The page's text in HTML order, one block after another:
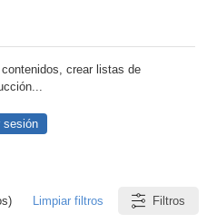
crear listas de
sesión
Limpiar filtros Filtros